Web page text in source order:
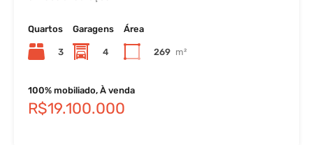
Quartos
3
Garagens
4
Área
269 m²
100% mobiliado, À venda
R$19.100.000